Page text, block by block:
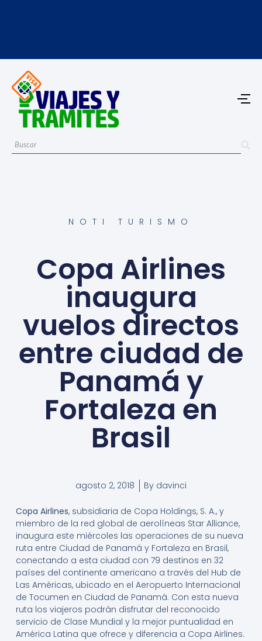
NOTI TURISMO
Copa Airlines
inaugura
vuelos directos
entre ciudad de
Panamá y
Fortaleza en
Brasil
agosto 2, 2018 By davinci
Copa Airlines, subsidiaria de Copa Holdings, S. A., y
miembro de la red global de aerolíneas Star Alliance,
inaugura este miércoles las operaciones de su nueva
ruta entre Ciudad de Panamá y Fortaleza en Brasil,
conectando a esta ciudad con 79 destinos en 32
países del continente americano a través del Hub de
Las Américas, ubicado en el Aeropuerto Internacional
de Tocumen en Ciudad de Panamá. Con esta nueva
ruta los viajeros podrán disfrutar del reconocido
servicio de Clase Mundial y la mejor puntualidad en
América Latina que ofrece y diferencia a Copa Airlines.